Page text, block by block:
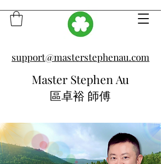
support@masterstephenau.com
Master Stephen Au
區卓裕 師傅